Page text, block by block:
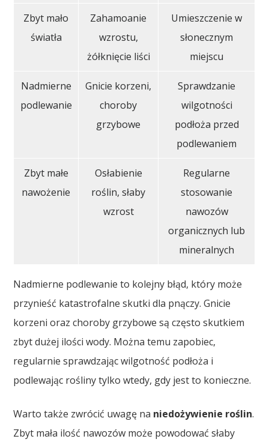
Zbyt mało
światła
Zahamoanie
wzrostu,
żółknięcie liści
Umieszczenie w
słonecznym
miejscu
Nadmierne
podlewanie
Gnicie korzeni,
choroby
grzybowe
Sprawdzanie
wilgotności
podłoża przed
podlewaniem
Zbyt małe
nawożenie
Osłabienie
roślin, słaby
wzrost
Regularne
stosowanie
nawozów
organicznych lub
mineralnych
Nadmierne podlewanie to kolejny błąd, który może
przynieść katastrofalne skutki dla pnączy. Gnicie
korzeni oraz choroby grzybowe są często skutkiem
zbyt dużej ilości wody. Można temu zapobiec,
regularnie sprawdzając wilgotność podłoża i
podlewając rośliny tylko wtedy, gdy jest to konieczne.
Warto także zwrócić uwagę na niedożywienie roślin.
Zbyt mała ilość nawozów może powodować słaby